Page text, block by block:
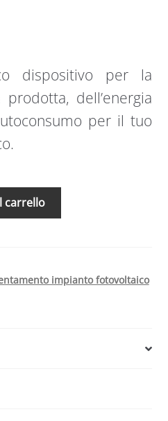
dispositivo per la
prodotta, dell’energia
per il tuo
carrello
impianto fotovoltaico